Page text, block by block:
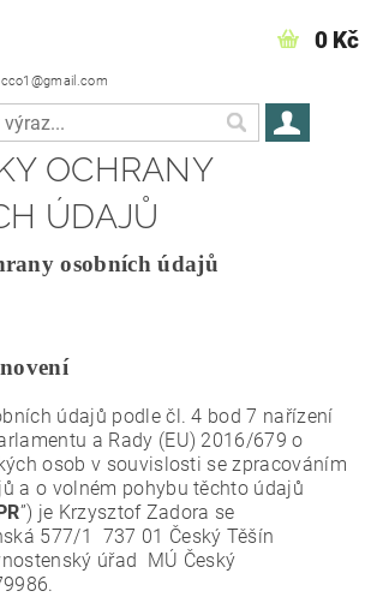
0 Kč
OCHRANY
ÚDAJŮ
osobních údajů
údajů podle čl. 4 bod 7 nařízení
a Rady (EU) 2016/679 o
osob v souvislosti se zpracováním
a o volném pohybu těchto údajů
”) je Krzysztof Zadora se
577/1 737 01 Český Těšín
úřad MÚ Český